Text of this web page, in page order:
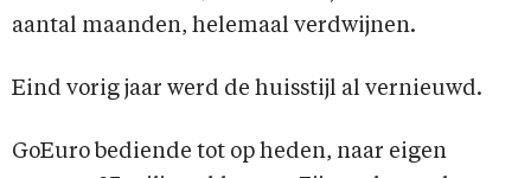
aantal maanden, helemaal verdwijnen.
Eind vorig jaar werd de huisstijl al vernieuwd.
GoEuro bediende tot op heden, naar eigen